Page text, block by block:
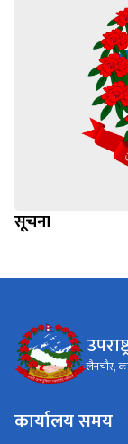
सूचना
लैनचौर,
कार्यालय समय